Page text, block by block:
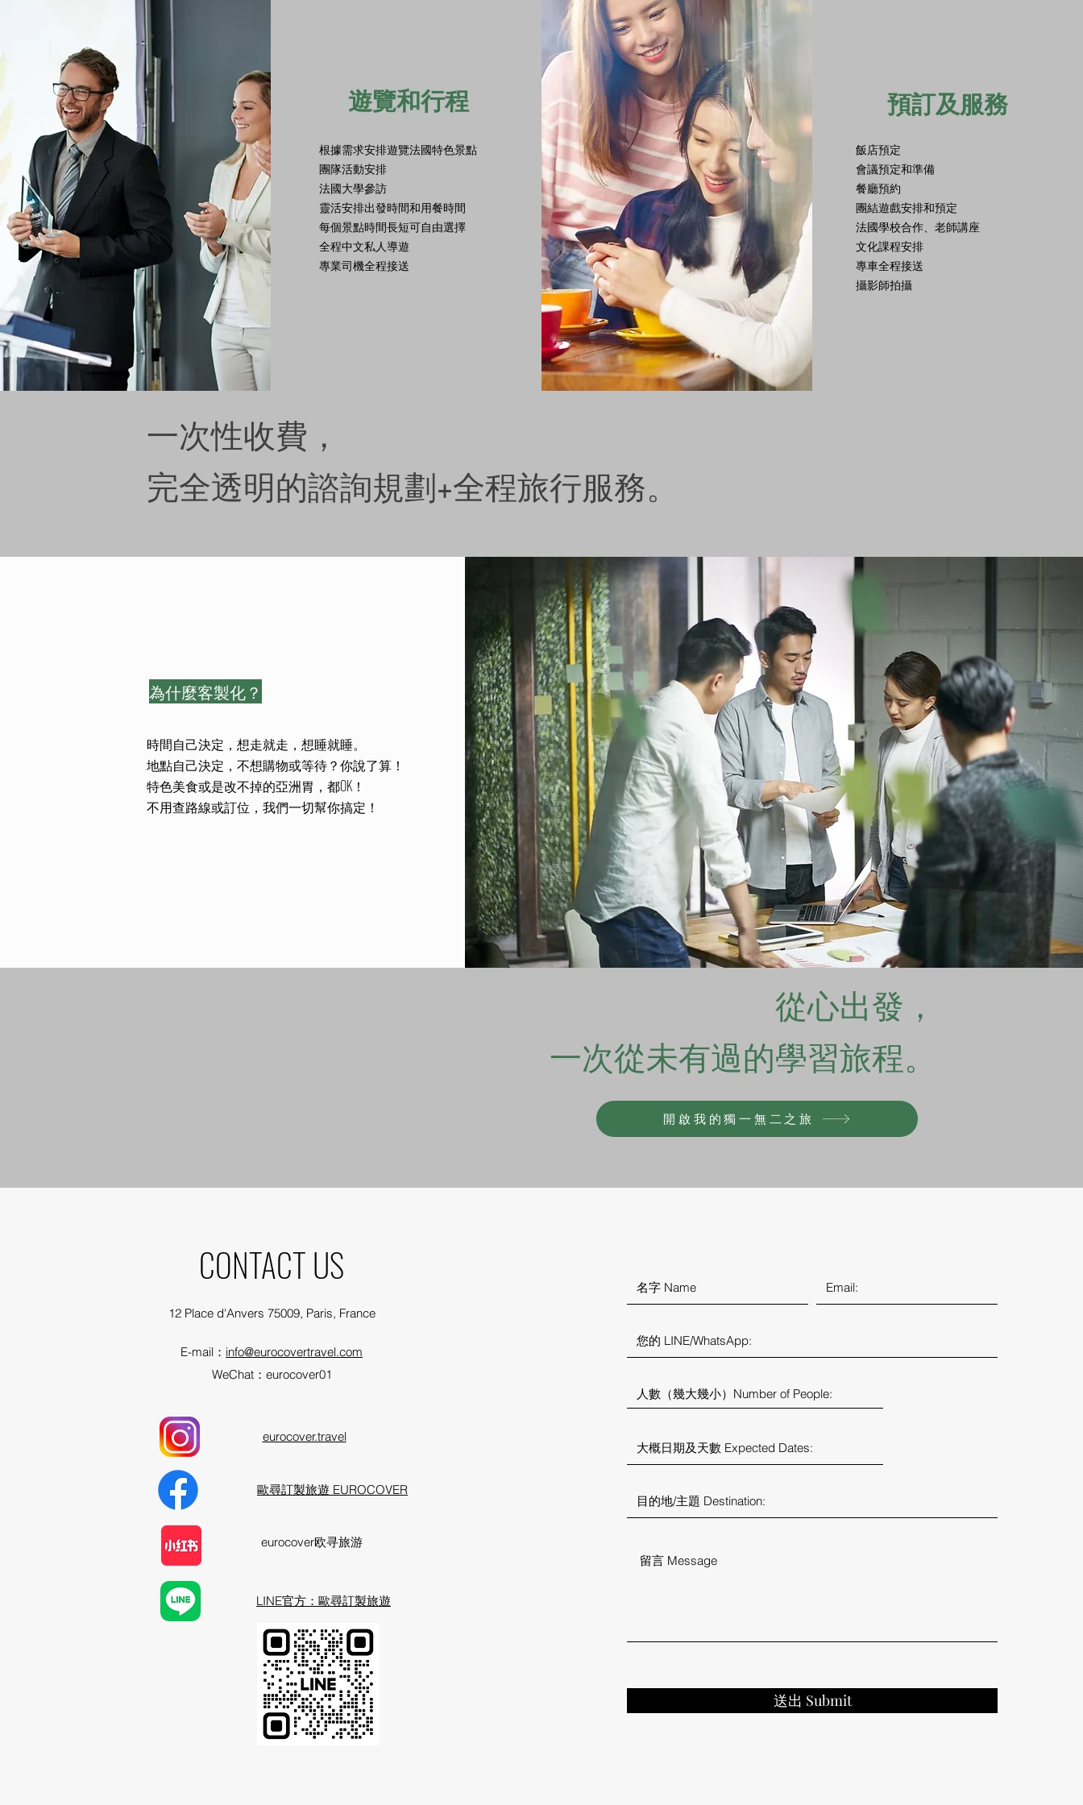
遊覽和行程
根據需求安排遊覽法國特色景點
團隊活動安排
法國大學參訪
靈活安排出發時間和用餐時間 ​
每個景點時間長短可自由選擇
全程中文私人導遊 ​
專業司機全程接送
​預訂及服務
飯店預定
會議預定和準備
餐廳預約
團結遊戲安排和預定
法國學校合作、老師講座
​文化課程安排
專車全程接送
攝影師拍攝
一次性收費， ​
完全透明的諮詢規劃+全程旅行服務。
為什麼客製化？
時間自己決定，想走就走，想睡就睡。
地點自己決定，不想購物或等待？你說了算！
特色美食或是改不掉的亞洲胃，都OK！ ​
不用查路線或訂位，我們一切幫你搞定！
從心出發，
一次從未有過的學習旅程。
開啟我的獨一無二之旅
CONTACT US
12 Place d'Anvers 75009, Paris, France
E-mail： info@eurocovertravel.com
​WeChat：eurocover01
​eurocover.travel
歐尋訂製旅遊 EUROCOVER
​eurocover欧寻旅游
​LINE官方：歐尋訂製旅遊
送出 Submit